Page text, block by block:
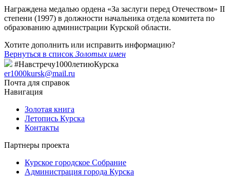
Награждена медалью ордена «За заслуги перед Отечеством» II
степени (1997) в должности начальника отдела комитета по
образованию администрации Курской области.
Хотите дополнить или исправить информацию?
Вернуться в список Золотых имен
#Навстречу1000летиюКурска
er1000kursk@mail.ru
Почта для справок
Навигация
Золотая книга
Летопись Курска
Контакты
Партнеры проекта
Курское городское Собрание
Администрация города Курска